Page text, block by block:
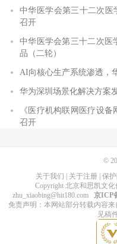
中华医学会第三十二次医
召开
中华医学会第三十二次医
品（二轮）
AI向核心生产系统渗透，
华为深圳场景化解决方案
《医疗机构联网医疗设
召开
©
关于我们 | 关于注册 | 保
Copyright 北京和思凯文化
zhu_xiaobing@hit180.com
京ICP
免责声明：本网站部分转载内容
见稿